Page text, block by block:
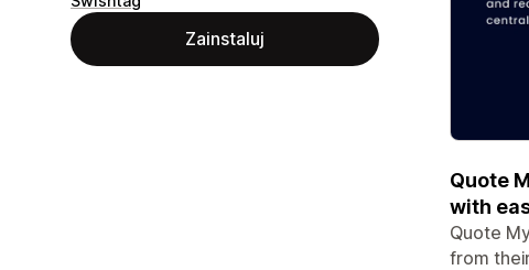
Zainstaluj
Quote
with
Quote
from